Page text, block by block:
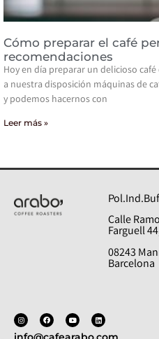
Cómo preparar el café
recomendaciones
Hoy en día preparar un delicioso
a nuestra disposición máquinas de
y podemos hacernos con
Leer más »
Calle
Farguell
08243
Barcelona